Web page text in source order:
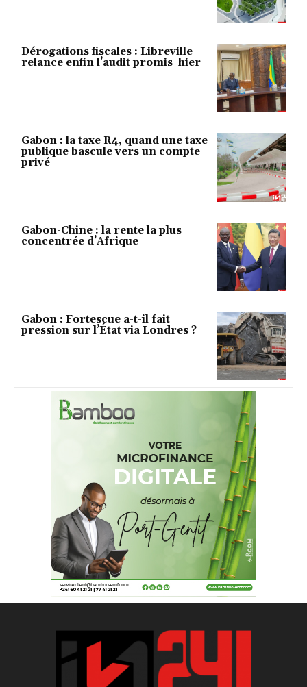
Dérogations fiscales : Libreville
relance enfin l’audit promis hier
Gabon : la taxe R4, quand une taxe
publique bascule vers un compte
privé
Gabon-Chine : la rente la plus
concentrée d’Afrique
Gabon : Fortescue a-t-il fait
pression sur l’État via Londres ?